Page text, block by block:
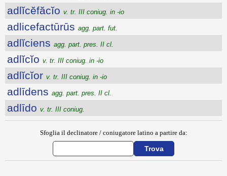
adlĭcĕfăcĭo v. tr. III coniug. in -io
adlicefactūrūs agg. part. fut.
adlĭciens agg. part. pres. II cl.
adlĭcĭo v. tr. III coniug. in -io
adlĭcĭor v. tr. III coniug. in -io
adlīdens agg. part. pres. II cl.
adlīdo v. tr. III coniug.
Sfoglia il declinatore / coniugatore latino a partire da: